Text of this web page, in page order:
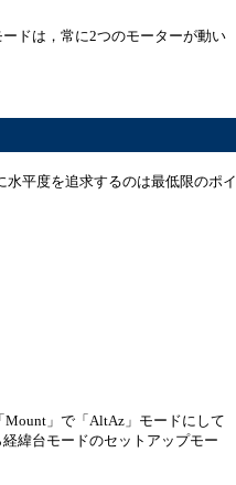
ドは，常に2つのモーターが動い
平度を追求するのは最低限のポイ
Mount」で「AltAz」モードにして
緯台モードのセットアップモー